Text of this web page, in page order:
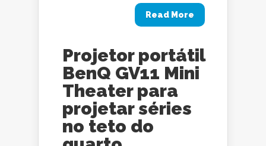
Read More
Projetor portátil
BenQ GV11 Mini
Theater para
projetar séries
no teto do